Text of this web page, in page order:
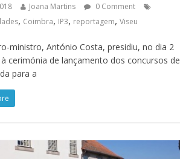
Joana Martins
0 Comment
, Coimbra, IP3, reportagem, Viseu
ministro, António Costa, presidiu, no dia 2
cerimónia de lançamento dos concursos de
para a